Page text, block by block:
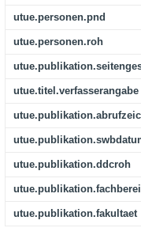
utue.personen.pnd
utue.personen.roh
utue.titel.verfasserangabe
utue.publikation.ddcroh
utue.publikation.fakultaet